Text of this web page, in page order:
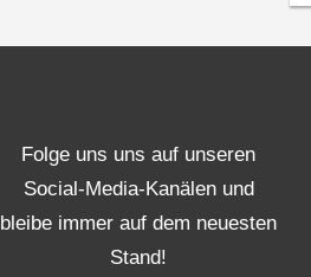
Folge uns uns auf unseren
Social-Media-Kanälen und
bleibe immer auf dem neuesten
Stand!